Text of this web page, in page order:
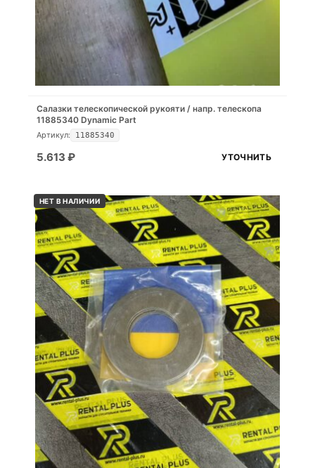
Салазки телескопической рукояти / напр. телескопа
11885340 Dynamic Part
Артикул: 11885340
5.613 ₽ УТОЧНИТЬ
НЕТ В НАЛИЧИИ